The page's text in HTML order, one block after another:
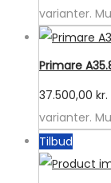
varianter.
Primare
37.500,00 kr.
varianter.
Tilbud